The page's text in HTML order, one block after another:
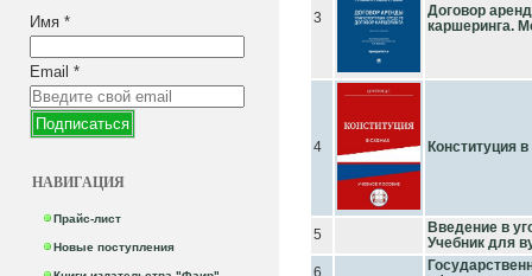
Имя *
Email *
НАВИГАЦИЯ
Прайс-лист
Новые поступления
3
Договор
каршеринга.
4 Конституция
5
Введение в
Учебник для
6